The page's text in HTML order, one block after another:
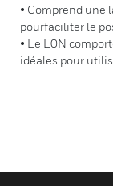
• Comprend une
pourfaciliter le
• Le L0N
idéales pour